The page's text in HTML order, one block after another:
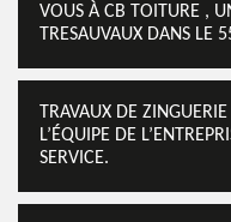
VOUS À CB TOITURE ,
TRESAUVAUX DANS LE
TRAVAUX DE
L’ÉQUIPE DE
SERVICE.